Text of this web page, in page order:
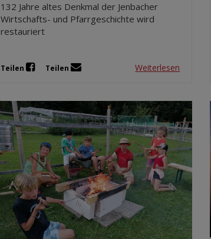
132 Jahre altes Denkmal der Jenbacher
Wirtschafts- und Pfarrgeschichte wird
restauriert
Teilen Teilen Weiterlesen